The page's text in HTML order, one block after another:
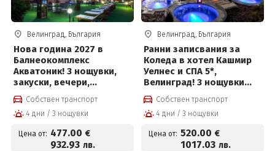
Велинград, България
Нова година 2027 в
Балнеокомплекс
Акватоник! 3 нощувки,
закуски, вечери,
Новогодишна вечеря с
напитки, брънч, DJ парти
и СПА център на цени от
477 € на човек
Собствен транспорт
4 дни / 3 нощувки
Цена от: 477.00 €
932.93 лв.
Велинград, България
Ранни записвания за
Коледа в хотел Кашмир
Уелнес и СПА 5*,
Велинград! 3 нощувки
със закуски, премиум
вечери, празнична
вечеря с програма и СПА
Собствен транспорт
4 дни / 3 нощувки
Цена от: 520.00 €
1017.03 лв.